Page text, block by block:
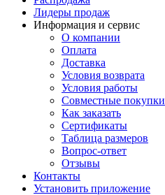
Лидеры продаж
Информация и сервис
О компании
Оплата
Доставка
Условия возврата
Условия работы
Совместные покупки
Как заказать
Сертификаты
Таблица размеров
Вопрос-ответ
Отзывы
Контакты
Установить приложение